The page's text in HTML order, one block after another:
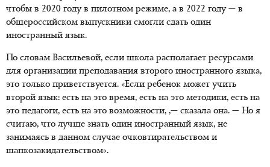
чтобы в 2020 году в пилотном режиме, а в 2022 году — в
общероссийском выпускники смогли сдать один
иностранный язык.
По словам Васильевой, если школа располагает ресурсами
для организации преподавания второго иностранного языка,
это только приветствуется. «Если ребенок может учить
второй язык: есть на это время, есть на это методики, есть на
это педагоги, есть на это возможности, ,— сказала она. — Но я
считаю, что лучше знать один иностранный язык, не
занимаясь в данном случае очковтирательством и
шапкозакидательством».